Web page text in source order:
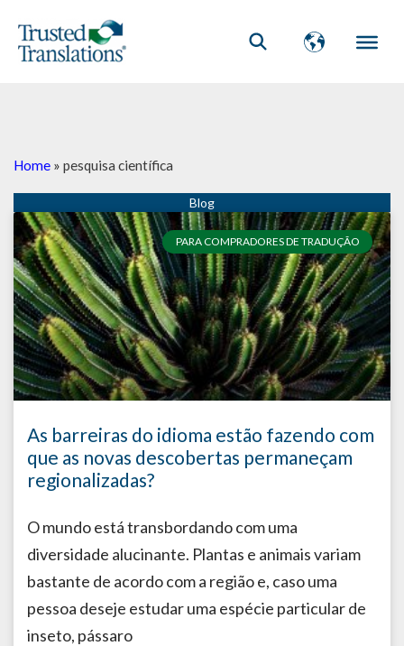
Home » pesquisa científica
PARA COMPRADORES DE TRADUÇÃO
As barreiras do idioma estão fazendo com
que as novas descobertas permaneçam
regionalizadas?
O mundo está transbordando com uma
diversidade alucinante. Plantas e animais variam
bastante de acordo com a região e, caso uma
pessoa deseje estudar uma espécie particular de
inseto, pássaro